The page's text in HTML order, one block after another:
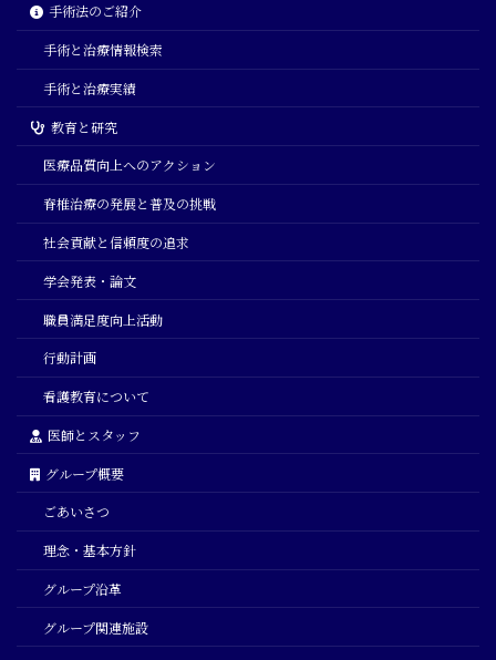
手術法のご紹介
手術と治療情報検索
手術と治療実績
教育と研究
医療品質向上へのアクション
脊椎治療の発展と普及の挑戦
社会貢献と信頼度の追求
学会発表・論文
職員満足度向上活動
行動計画
看護教育について
医師とスタッフ
グループ概要
ごあいさつ
理念・基本方針
グループ沿革
グループ関連施設